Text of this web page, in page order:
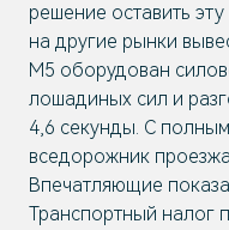
решение оставить
на другие рынки
М5 оборудован
лошадиных сил и
4,6 секунды. С
вседорожник
Впечатляющие
Транспортный налог